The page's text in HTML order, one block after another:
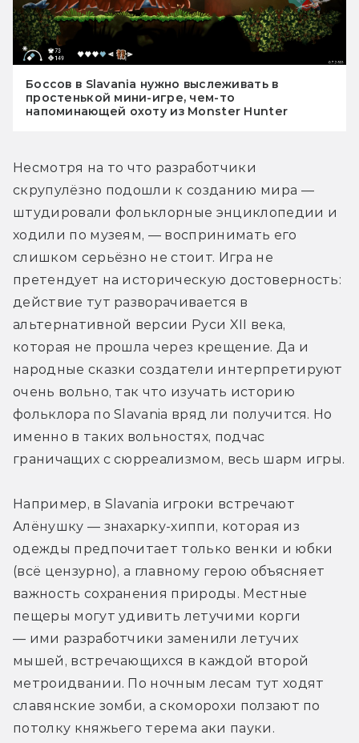
Боссов в Slavania нужно выслеживать в
простенькой мини-игре, чем-то
напоминающей охоту из Monster Hunter
Несмотря на то что разработчики
скрупулёзно подошли к созданию мира —
штудировали фольклорные энциклопедии и
ходили по музеям, — воспринимать его
слишком серьёзно не стоит. Игра не
претендует на историческую достоверность:
действие тут разворачивается в
альтернативной версии Руси XII века,
которая не прошла через крещение. Да и
народные сказки создатели интерпретируют
очень вольно, так что изучать историю
фольклора по Slavania вряд ли получится. Но
именно в таких вольностях, подчас
граничащих с сюрреализмом, весь шарм игры.
Например, в Slavania игроки встречают
Алёнушку — знахарку-хиппи, которая из
одежды предпочитает только венки и юбки
(всё цензурно), а главному герою объясняет
важность сохранения природы. Местные
пещеры могут удивить летучими корги
— ими разработчики заменили летучих
мышей, встречающихся в каждой второй
метроидвании. По ночным лесам тут ходят
славянские зомби, а скоморохи ползают по
потолку княжьего терема аки пауки.